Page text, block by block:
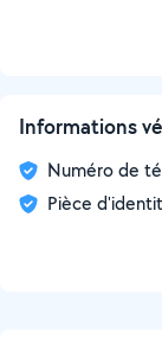
Informations
Numéro de
Pièce